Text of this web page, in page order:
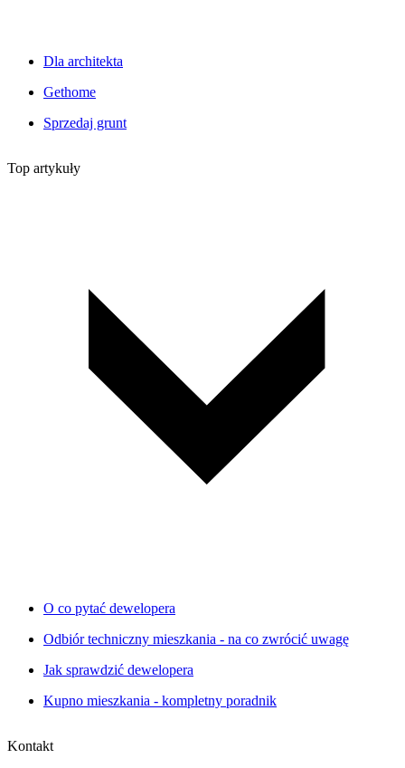
Dla architekta
Gethome
Sprzedaj grunt
Top artykuły
O co pytać dewelopera
Odbiór techniczny mieszkania - na co zwrócić uwagę
Jak sprawdzić dewelopera
Kupno mieszkania - kompletny poradnik
Kontakt